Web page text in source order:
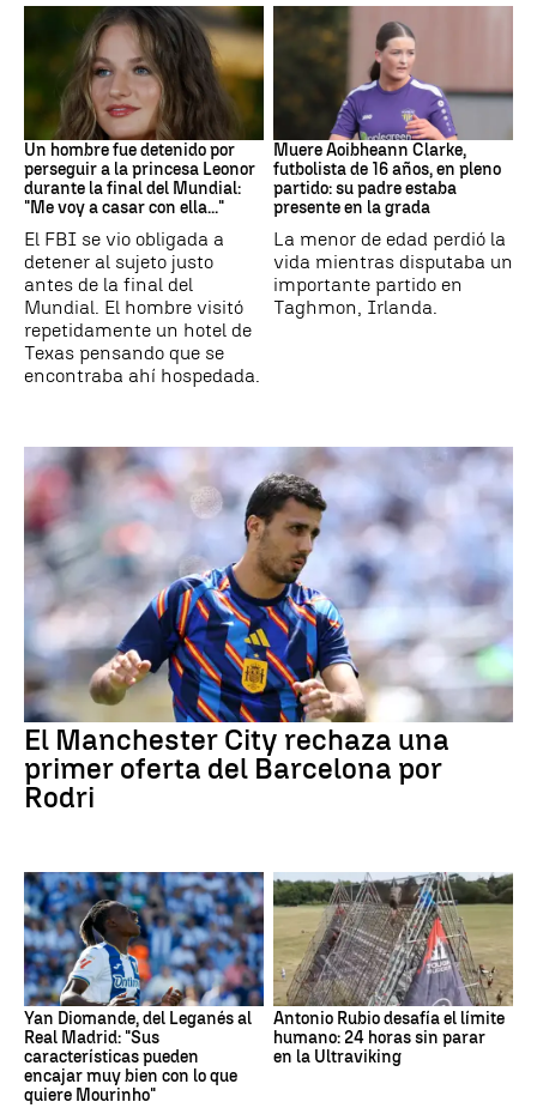
Mundial 2026
Un hombre fue detenido por
perseguir a la princesa Leonor
durante la final del Mundial:
"Me voy a casar con ella..."
El FBI se vio obligada a
detener al sujeto justo
antes de la final del
Mundial. El hombre visitó
repetidamente un hotel de
Texas pensando que se
encontraba ahí hospedada.
Muere Aoibheann Clarke,
futbolista de 16 años, en pleno
partido: su padre estaba
presente en la grada
La menor de edad perdió la
vida mientras disputaba un
importante partido en
Taghmon, Irlanda.
El Manchester City rechaza una
primer oferta del Barcelona por
Rodri
Yan Diomande, del Leganés al
Real Madrid: "Sus
características pueden
encajar muy bien con lo que
quiere Mourinho"
Antonio Rubio desafía el límite
humano: 24 horas sin parar
en la Ultraviking